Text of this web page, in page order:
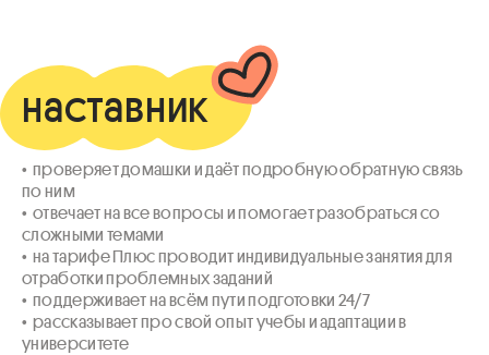
наставник
•  проверяет домашки и даёт подробную обратную связь
по ним
•  отвечает на все вопросы и помогает разобраться со
сложными темами
•  на тарифе Плюс проводит индивидуальные занятия для
отработки проблемных заданий
•  поддерживает на всём пути подготовки 24/7
•  рассказывает про свой опыт учебы и адаптации в
университете